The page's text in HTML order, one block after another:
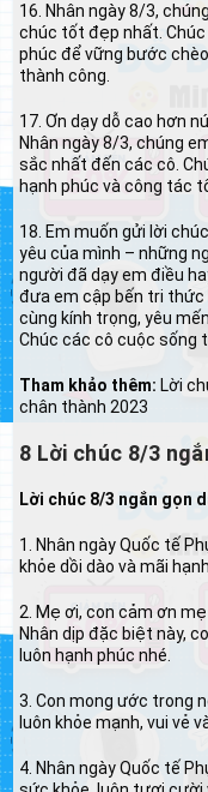
16. Nhân ngày 8/3,
chúc tốt đẹp nhất. Chúc
phúc để vững bước
thành công.
17. Ơn dạy dỗ cao hơn
Nhân ngày 8/3, chúng
sắc nhất đến các cô.
hạnh phúc và công tác
18. Em muốn gửi lời
yêu của mình – những
người đã dạy em điều
đưa em cập bến tri thức
cùng kính trọng, yêu
Chúc các cô cuộc sống
Tham khảo thêm: Lời
chân thành 2023
8 Lời chúc 8/3
Lời chúc 8/3 ngắn gọn
1. Nhân ngày Quốc tế
khỏe dồi dào và mãi
2. Mẹ ơi, con cảm ơn
Nhân dịp đặc biệt này,
luôn hạnh phúc nhé.
3. Con mong ước trong
luôn khỏe mạnh, vui vẻ
4. Nhân ngày Quốc tế